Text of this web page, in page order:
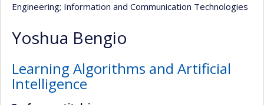
Engineering; Information and Communication Technologies
Yoshua Bengio
Learning Algorithms and Artificial
Intelligence